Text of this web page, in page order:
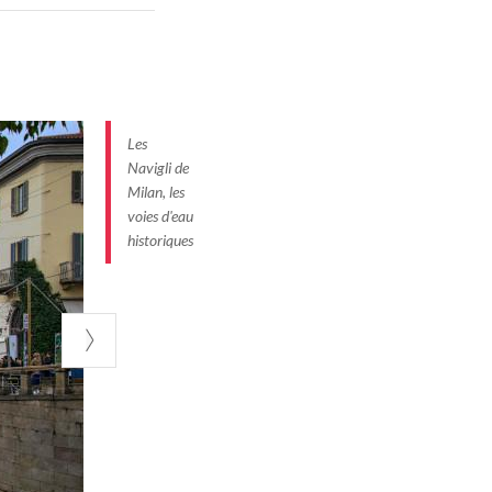
d’un
et leur
Ses
une
de découvrir.
invitant les
de
Les
Navigli de
Milan, les
voies d'eau
historiques